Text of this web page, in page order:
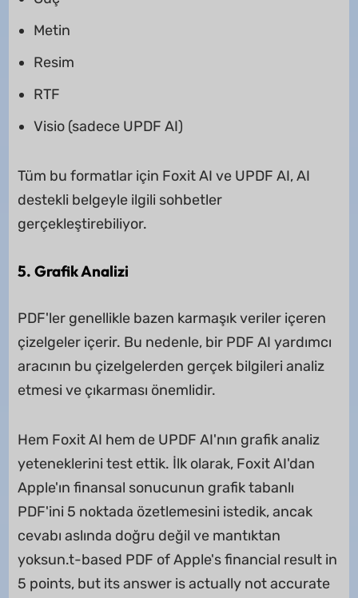
Metin
Resim
RTF
Visio (sadece UPDF AI)
Tüm bu formatlar için Foxit AI ve UPDF AI, AI
destekli belgeyle ilgili sohbetler
gerçekleştirebiliyor.
5. Grafik Analizi
PDF'ler genellikle bazen karmaşık veriler içeren
çizelgeler içerir. Bu nedenle, bir PDF AI yardımcı
aracının bu çizelgelerden gerçek bilgileri analiz
etmesi ve çıkarması önemlidir.
Hem Foxit AI hem de UPDF AI'nın grafik analiz
yeteneklerini test ettik. İlk olarak, Foxit AI'dan
Apple'ın finansal sonucunun grafik tabanlı
PDF'ini 5 noktada özetlemesini istedik, ancak
cevabı aslında doğru değil ve mantıktan
yoksun.t-based PDF of Apple's financial result in
5 points, but its answer is actually not accurate